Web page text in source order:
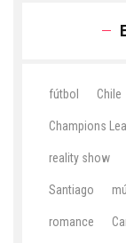
fútbol Chile
Champions
reality show
Santiago
romance